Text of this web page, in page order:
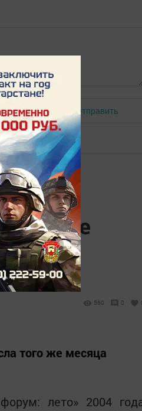
Отправить
более
560 0
того же месяца
лето» 2004